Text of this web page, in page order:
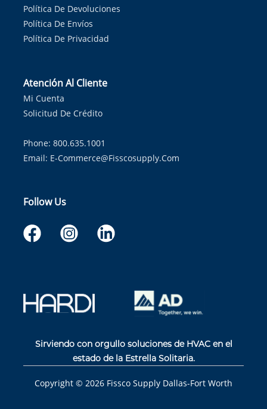
Política De Devoluciones
Política De Envíos
Política De Privacidad
Atención Al Cliente
Mi Cuenta
Solicitud De Crédito
Phone: 800.635.1001
Email: E-Commerce@fisscosupply.com
Follow Us
Sirviendo con orgullo soluciones de HVAC en el
estado de la Estrella Solitaria.
Copyright © 2026 Fissco Supply Dallas-Fort Worth